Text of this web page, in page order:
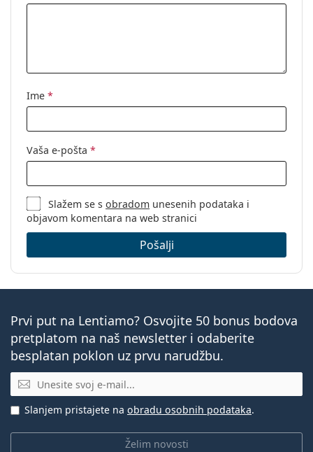
Ime *
Vaša e-pošta *
Slažem se sobradom unesenih podataka i
objavom komentara na web stranici
Pošalji
Prvi put na Lentiamo? Osvojite 50 bonus bodova
pretplatom na naš newsletter i odaberite
besplatan poklon uz prvu narudžbu.
E-mail
Želim novosti
Slanjem pristajete na obradu osobnih podataka.